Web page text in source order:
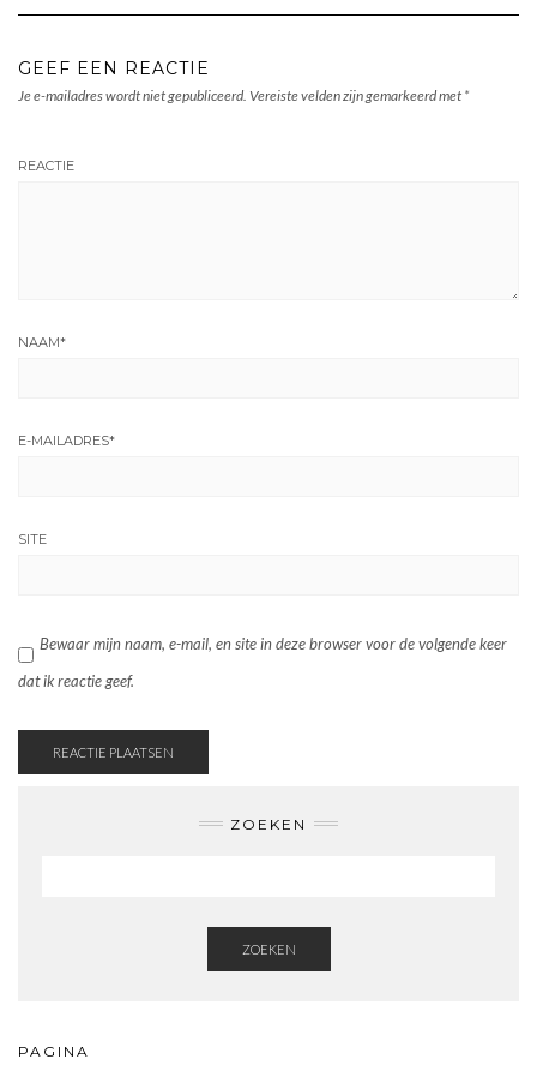
GEEF EEN REACTIE
Je e-mailadres wordt niet gepubliceerd. Vereiste velden zijn gemarkeerd met *
REACTIE
NAAM*
E-MAILADRES*
SITE
Bewaar mijn naam, e-mail, en site in deze browser voor de volgende keer
dat ik reactie geef.
ZOEKEN
ZOEKEN
PAGINA